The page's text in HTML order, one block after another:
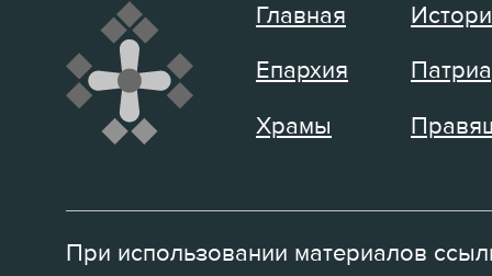
Главная
Епархия
Храмы
При использовании материалов